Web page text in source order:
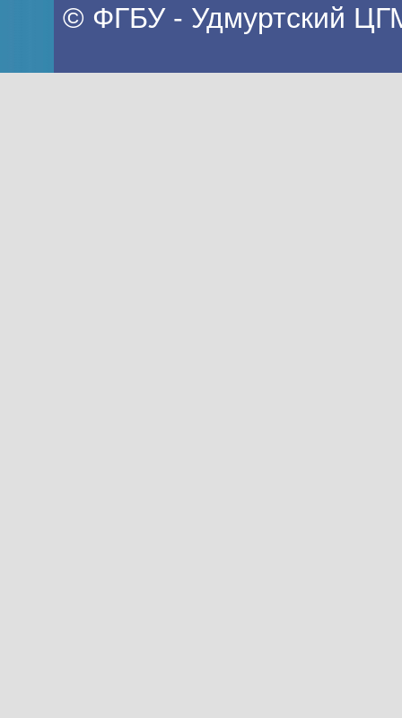
© ФГБУ - Удмуртский